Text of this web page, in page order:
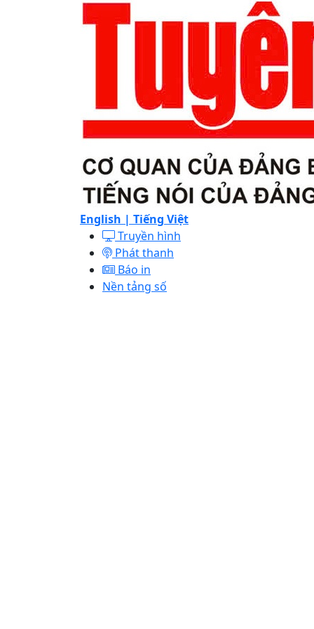
English | Tiếng Việt
Truyền hình
Phát thanh
Báo in
Nền tảng số